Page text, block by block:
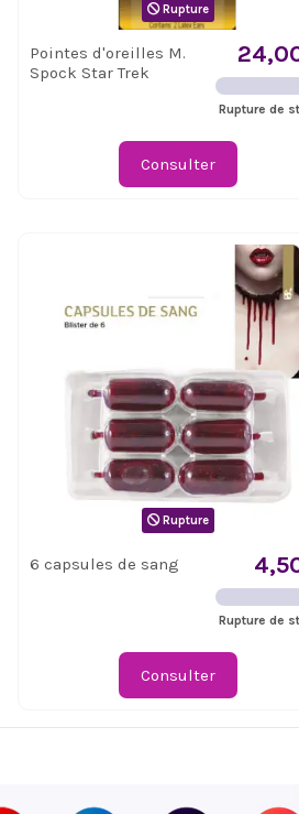
Rupture
Pointes d'oreilles M.
Spock Star Trek
Rupture de
Consulter
Rupture
6 capsules de sang
Rupture de
Consulter